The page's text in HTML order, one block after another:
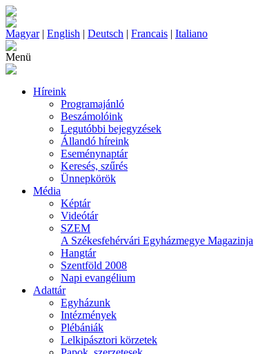
Magyar| English | Deutsch | Francais | Italiano
Menü
Híreink
Programajánló
Beszámolóink
Legutóbbi bejegyzések
Állandó híreink
Eseménynaptár
Keresés, szűrés
Ünnepkörök
Média
Képtár
Videótár
SZEM
A Székesfehérvári Egyházmegye Magazinja
Hangtár
Szentföld 2008
Napi evangélium
Adattár
Egyházunk
Intézmények
Plébániák
Lelkipásztori körzetek